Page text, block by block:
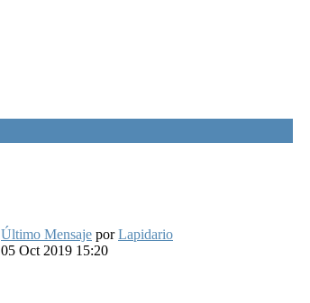
Último Mensaje porLapidario
05 Oct 2019 15:20